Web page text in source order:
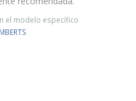
el modelo específico